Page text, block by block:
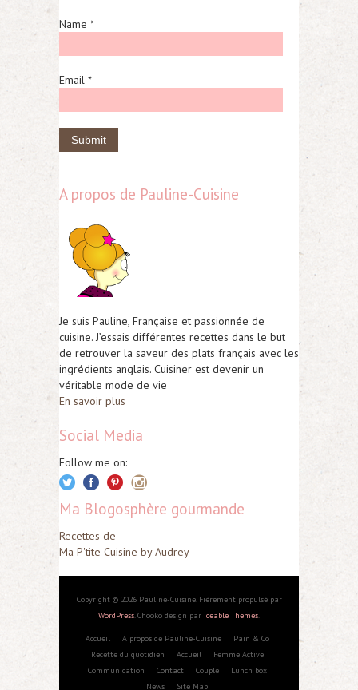
Name *
Email *
A propos de Pauline-Cuisine
Je suis Pauline, Française et passionnée de
cuisine. J’essais différentes recettes dans le but
de retrouver la saveur des plats français avec les
ingrédients anglais. Cuisiner est devenir un
véritable mode de vie
En savoir plus
Social Media
Follow me on:
Ma Blogosphère gourmande
Recettes de
Ma P'tite Cuisine by Audrey
Copyright © 2026 Pauline-Cuisine. Fièrement propulsé par
WordPress. Chooko design par Iceable Themes.
Accueil A propos de Pauline-Cuisine
Pain & Co
Recette du quotidien
Accueil
Femme Active
Communication
Contact Couple
Lunch box
News
Site Map